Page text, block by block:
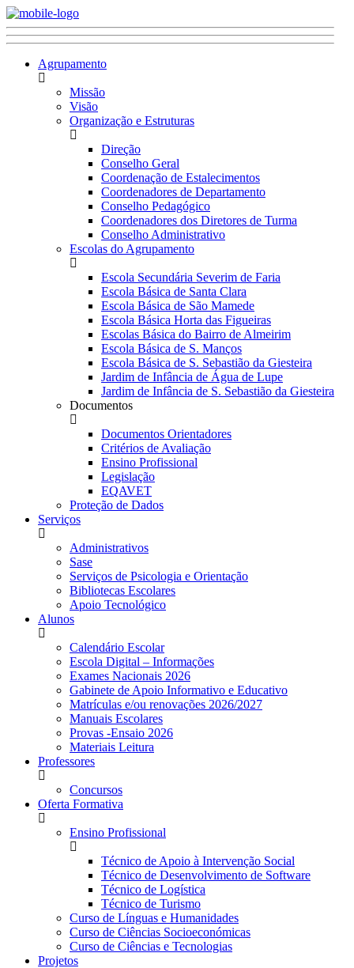
Agrupamento
Missão
Visão
Organização e Estruturas
Direção
Conselho Geral
Coordenação de Estalecimentos
Coordenadores de Departamento
Conselho Pedagógico
Coordenadores dos Diretores de Turma
Conselho Administrativo
Escolas do Agrupamento
Escola Secundária Severim de Faria
Escola Básica de Santa Clara
Escola Básica de São Mamede
Escola Básica Horta das Figueiras
Escolas Básica do Bairro de Almeirim
Escola Básica de S. Manços
Escola Básica de S. Sebastião da Giesteira
Jardim de Infância de Água de Lupe
Jardim de Infância de S. Sebastião da Giesteira
Documentos
Documentos Orientadores
Critérios de Avaliação
Ensino Profissional
Legislação
EQAVET
Proteção de Dados
Serviços
Administrativos
Sase
Serviços de Psicologia e Orientação
Bibliotecas Escolares
Apoio Tecnológico
Alunos
Calendário Escolar
Escola Digital – Informações
Exames Nacionais 2026
Gabinete de Apoio Informativo e Educativo
Matrículas e/ou renovações 2026/2027
Manuais Escolares
Provas -Ensaio 2026
Materiais Leitura
Professores
Concursos
Oferta Formativa
Ensino Profissional
Técnico de Apoio à Intervenção Social
Técnico de Desenvolvimento de Software
Técnico de Logística
Técnico de Turismo
Curso de Línguas e Humanidades
Curso de Ciências Socioeconómicas
Curso de Ciências e Tecnologias
Projetos